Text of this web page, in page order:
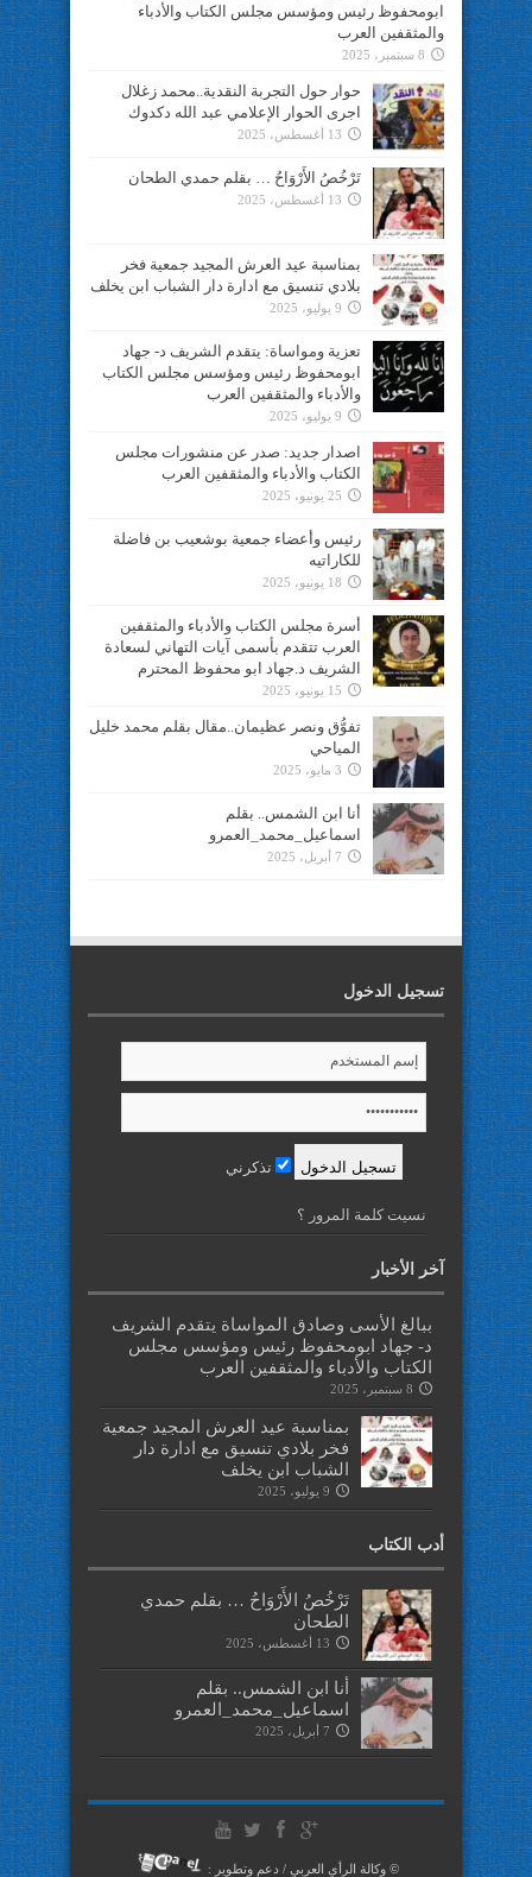
ابومحفوظ رئيس ومؤسس مجلس الكتاب والأدباء
والمثقفين العرب
8 سبتمبر، 2025
حوار حول التجربة النقدية..محمد زغلال
اجرى الحوار الإعلامي عبد الله دكدوك
13 أغسطس، 2025
تَرْخُصُ الأَرْوَاحُ … بقلم حمدي الطحان
13 أغسطس، 2025
بمناسبة عيد العرش المجيد جمعية فخر
بلادي تنسيق مع ادارة دار الشباب ابن يخلف
9 يوليو، 2025
تعزية ومواساة: يتقدم الشريف د- جهاد
ابومحفوظ رئيس ومؤسس مجلس الكتاب
والأدباء والمثقفين العرب
9 يوليو، 2025
اصدار جديد: صدر عن منشورات مجلس
الكتاب والأدباء والمثقفين العرب
25 يونيو، 2025
رئيس وأعضاء جمعية بوشعيب بن فاضلة
للكاراتيه
18 يونيو، 2025
أسرة مجلس الكتاب والأدباء والمثقفين
العرب تتقدم بأسمى آيات التهاني لسعادة
الشريف د.جهاد ابو محفوظ المحترم
15 يونيو، 2025
تفوُّق ونصر عظيمان..مقال بقلم محمد خليل
المياحي
3 مايو، 2025
أنا ابن الشمس.. بقلم
اسماعيل_محمد_العمرو
7 أبريل، 2025
تسجيل الدخول
تذكرني
نسيت كلمة المرور ؟
آخر الأخبار
ببالغ الأسى وصادق المواساة يتقدم الشريف
د- جهاد ابومحفوظ رئيس ومؤسس مجلس
الكتاب والأدباء والمثقفين العرب
8 سبتمبر، 2025
بمناسبة عيد العرش المجيد جمعية
فخر بلادي تنسيق مع ادارة دار
الشباب ابن يخلف
9 يوليو، 2025
أدب الكتاب
تَرْخُصُ الأَرْوَاحُ … بقلم حمدي
الطحان
13 أغسطس، 2025
أنا ابن الشمس.. بقلم
اسماعيل_محمد_العمرو
7 أبريل، 2025
© وكالة الرأي العربي / دعم وتطوير :